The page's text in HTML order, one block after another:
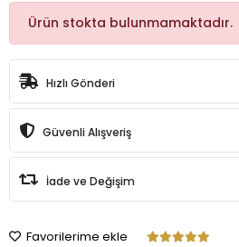
Ürün stokta bulunmamaktadır.
Hızlı Gönderi
Güvenli Alışveriş
İade ve Değişim
Favorilerime ekle